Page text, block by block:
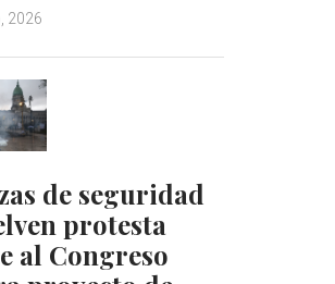
2026
de seguridad
protesta
al Congreso